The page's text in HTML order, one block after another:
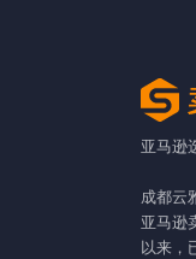
亚马逊
成都云
亚马逊
以来，